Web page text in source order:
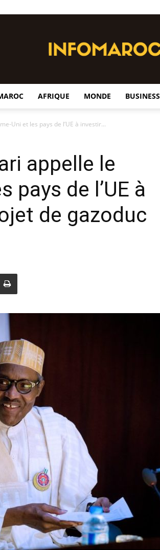
AFRIQUE MONDE BUSINESS
Uni et les pays de l’UE à investir...
appelle le
pays de l’UE à
de gazoduc